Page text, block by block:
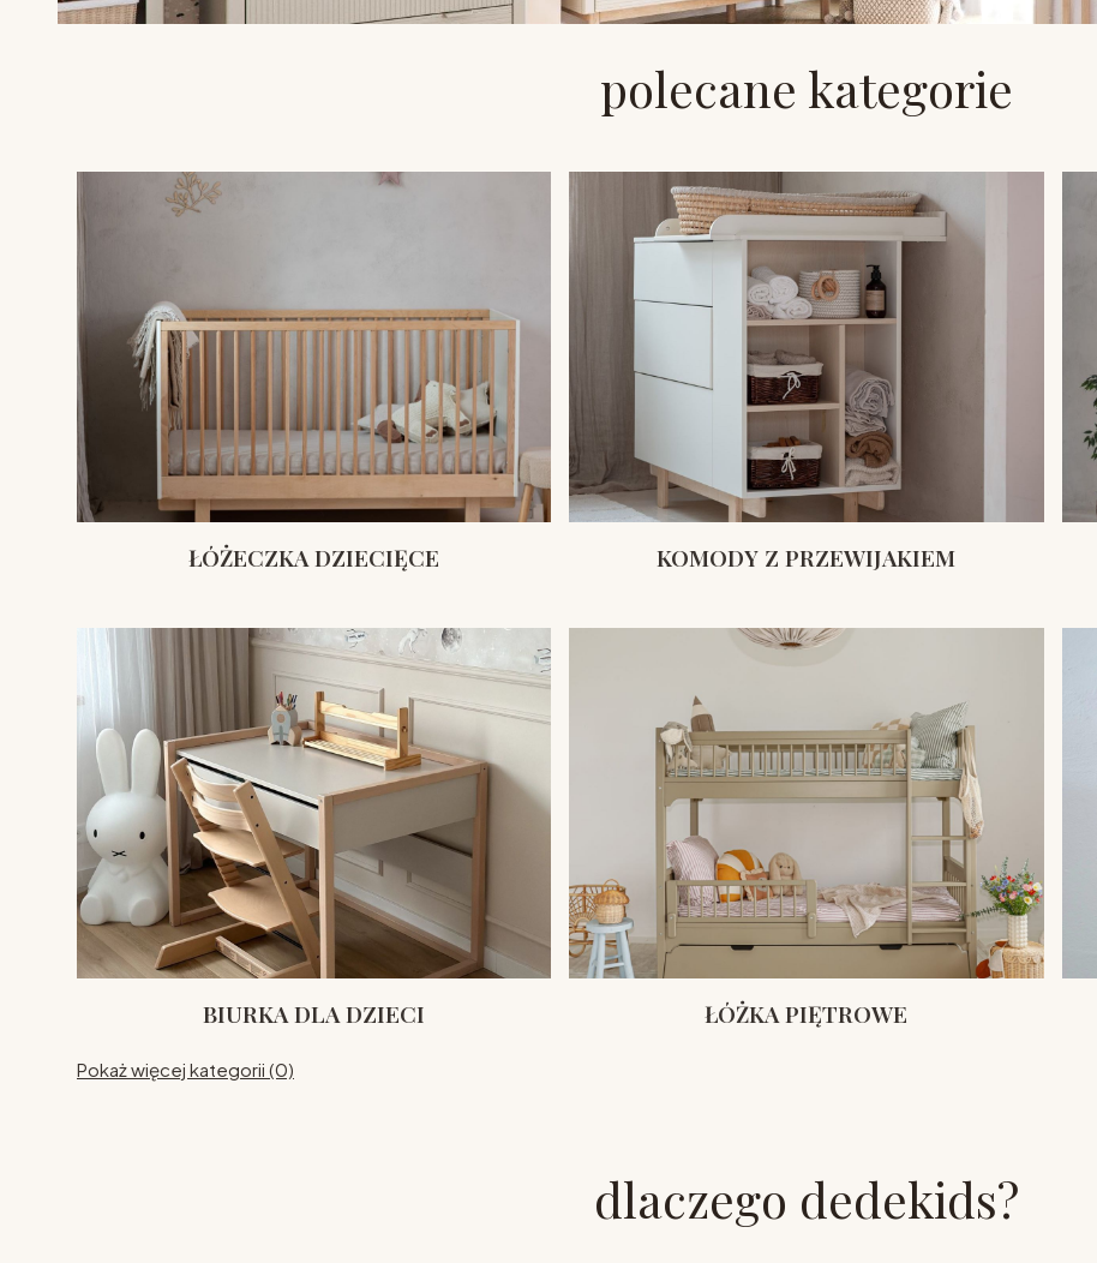
polecane kategorie
ŁÓŻECZKA DZIECIĘCE KOMODY Z PRZEWIJAKIEM
BIURKA DLA DZIECI ŁÓŻKA PIĘTROWE
Pokaż więcej kategorii (0)
dlaczego dedekids?